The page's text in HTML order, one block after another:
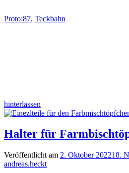
Proto:87, Teckbahn
hinterlassen
Halter für
Veröffentlicht am 2. Oktober 202218.
andreas.heckt